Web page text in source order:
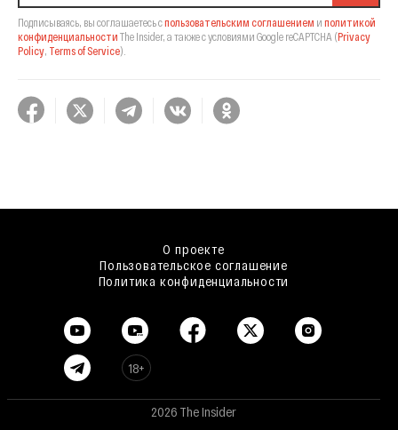
Подписываясь, вы соглашаетесь спользовательским соглашением и политикой
конфиденциальности The Insider, а также с условиями Google reCAPTCHA (Privacy
Policy Terms of Service).
О проекте
Пользовательское соглашение
Политика конфиденциальности
18+
2026 The Insider